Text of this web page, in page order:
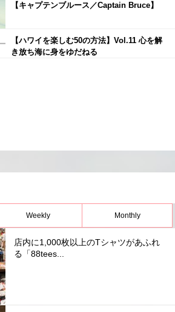
【キャプテンブルース／Captain Bruce】
【ハワイを楽しむ50の方法】Vol.11 心を解
き放ち海に身をゆだねる
Weekly Monthly
店内に1,000枚以上のTシャツがあふれ
る「88tees...